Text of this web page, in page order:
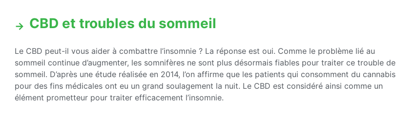
CBD et troubles du sommeil
Le CBD peut-il vous aider à combattre l’insomnie ? La réponse est oui. Comme le problème lié au
sommeil continue d’augmenter, les somnifères ne sont plus désormais fiables pour traiter ce trouble de
sommeil. D’après une étude réalisée en 2014, l’on affirme que les patients qui consomment du cannabis
pour des fins médicales ont eu un grand soulagement la nuit. Le CBD est considéré ainsi comme un
élément prometteur pour traiter efficacement l’insomnie.